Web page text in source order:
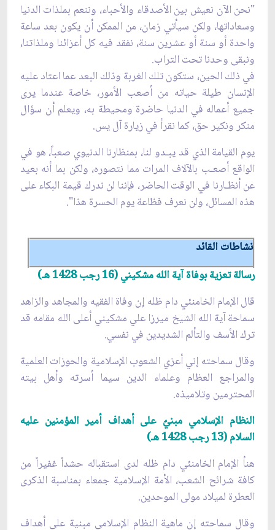
"نحن الآن نعيش بين الأصدقاء والأحباء، وننعم بملذات الدنيا
وسعاداتها، ولكن سيأتي زمان، من الممكن أن يكون بعد ساعة
واحدة أو سنة أو عشرين سنة، نفقد فيه كل أعزائنا وملذاتنا،
ونبقى وحدنا تحت التراب.
في ذلك الحين، ستكون تلك الغربة وذلك البعد عما اعتاد عليه
الإنسان طيلة حياته من أصعب الأمور، خاصة عندما يرى
جميع أعماله في الدنيا حاضرة ومحيطة به، ويعلم أن سؤال
منكر ونكير حق، كما نقرأ في زيارة آل يس.
يوم القيامة الذي قد يبـدو لنا، بمنظارنا الدنيوي صعباً، هو في
الواقع أصعـب بالآلاف المرات مما نتصوره، ولكن بما أنه بعيد
عن أنظـارنا في الوقت الحاضر، فإننا لن ندرك قيمة البكاء على
هذه المسائل، ولن نعرف فظاعة يوم الحسرة هذا".
نشاطات القائد
رسالة تعزية بوفاة آية الله مشكيني (16 رجب 1428 هـ)
قال الإمام الخامنئي دام ظله إن وفاة الفقيه والمجاهد والزاهد
سماحة آية الله الشيخ ميرزا علي مشكيني أعلى الله مقامه قد
ترك الأسف والتألم الشديدين في نفسي.
وقال سماحته إني أعزي الشعوب الإسلامية والحوزات العلمية
والمراجع العظام وعلماء الدين سيما أسرته وأهل بيته
المحترمين وتلاميذه.
النظام الإسلامي مبنيٌ على أهداف أمير المؤمنين عليه
السلام (13 رجب 1428 هـ)
هنأ الإمام الخامنئي دام ظله لدى استقباله حشداً غفيراً من
كافة شرائح الشعب، الأمة الإسلامية جمعاء بمناسبة الذكرى
العطرة لميلاد مولى الموحدين.
وقال سماحته إن ماهية النظام الإسلامي مبنية على أهداف